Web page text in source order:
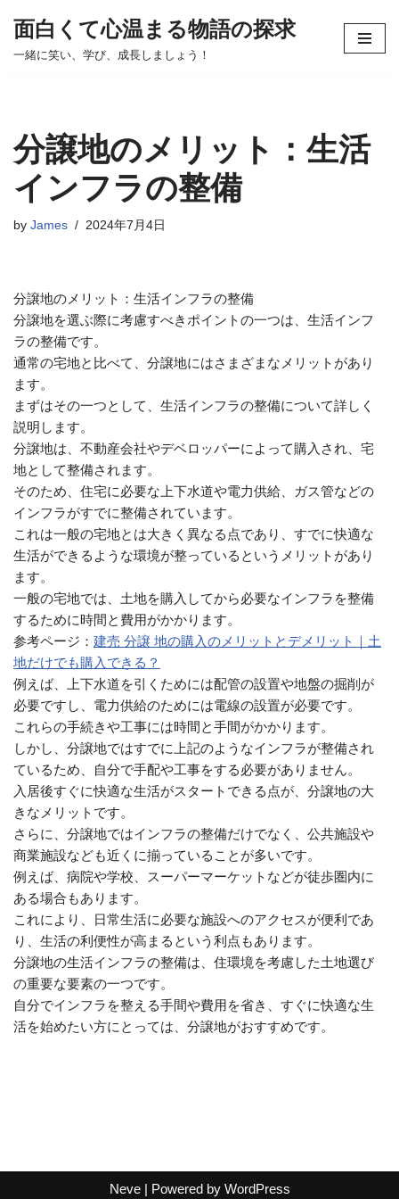
コ
ツ
へ
ッ
面白くて心温まる物語の探求
一緒に笑い、学び、成長しましょう！
分譲地のメリット：生活
インフラの整備
by James 2024年7月4日
分譲地のメリット：生活インフラの整備
分譲地を選ぶ際に考慮すべきポイントの一つは、生活インフ
ラの整備です。
通常の宅地と比べて、分譲地にはさまざまなメリットがあり
ます。
まずはその一つとして、生活インフラの整備について詳しく
説明します。
分譲地は、不動産会社やデベロッパーによって購入され、宅
地として整備されます。
そのため、住宅に必要な上下水道や電力供給、ガス管などの
インフラがすでに整備されています。
これは一般の宅地とは大きく異なる点であり、すでに快適な
生活ができるような環境が整っているというメリットがあり
ます。
一般の宅地では、土地を購入してから必要なインフラを整備
するために時間と費用がかかります。
参考ページ： 建売 分譲 地の購入のメリットとデメリット｜土
地だけでも購入できる？
例えば、上下水道を引くためには配管の設置や地盤の掘削が
必要ですし、電力供給のためには電線の設置が必要です。
これらの手続きや工事には時間と手間がかかります。
しかし、分譲地ではすでに上記のようなインフラが整備され
ているため、自分で手配や工事をする必要がありません。
入居後すぐに快適な生活がスタートできる点が、分譲地の大
きなメリットです。
さらに、分譲地ではインフラの整備だけでなく、公共施設や
商業施設なども近くに揃っていることが多いです。
例えば、病院や学校、スーパーマーケットなどが徒歩圏内に
ある場合もあります。
これにより、日常生活に必要な施設へのアクセスが便利であ
り、生活の利便性が高まるという利点もあります。
分譲地の生活インフラの整備は、住環境を考慮した土地選び
の重要な要素の一つです。
自分でインフラを整える手間や費用を省き、すぐに快適な生
活を始めたい方にとっては、分譲地がおすすめです。
Neve| Powered by WordPress